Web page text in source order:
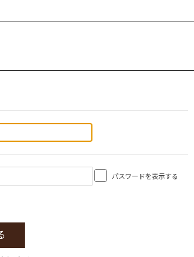
パスワードを表示する